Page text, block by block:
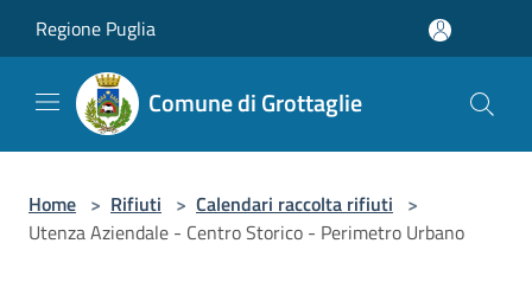
Regione Puglia
Comune di Grottaglie
Home > Rifiuti > Calendari raccolta rifiuti >
Utenza Aziendale - Centro Storico - Perimetro Urbano